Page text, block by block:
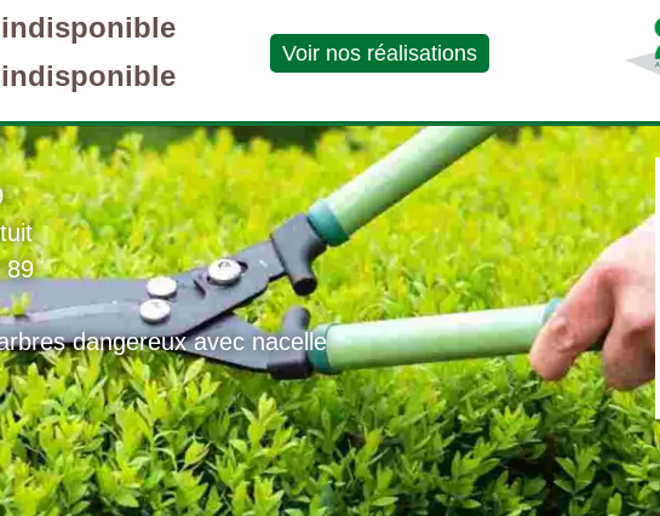
indisponible
indisponible
Voir nos réalisations
89
dangereux avec nacelle